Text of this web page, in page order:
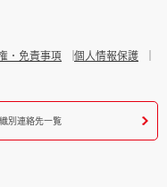
・免責事項
個人情報保護
別連絡先一覧